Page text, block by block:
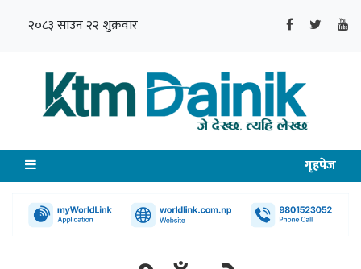
२०८३ साउन २२ शुक्रवार
गृहपेज